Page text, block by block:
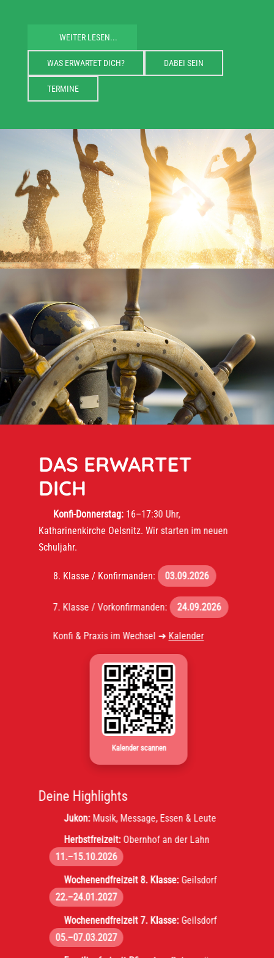
WEITER LESEN...
WAS ERWARTET DICH? DABEI SEIN
TERMINE
DAS ERWARTET
DICH
Konfi-Donnerstag:16–17:30 Uhr,
Katharinenkirche Oelsnitz. Wir starten im neuen
Schuljahr.
8. Klasse / Konfirmanden: 03.09.2026
7. Klasse / Vorkonfirmanden: 24.09.2026
Konfi & Praxis im Wechsel ➜ Kalender
Kalender scannen
Deine Highlights
Jukon:Musik, Message, Essen & Leute
Herbstfreizeit:Obernhof an der Lahn
11.–15.10.2026
Wochenendfreizeit 8. Klasse:Geilsdorf
22.–24.01.2027
Wochenendfreizeit 7. Klasse:Geilsdorf
05.–07.03.2027